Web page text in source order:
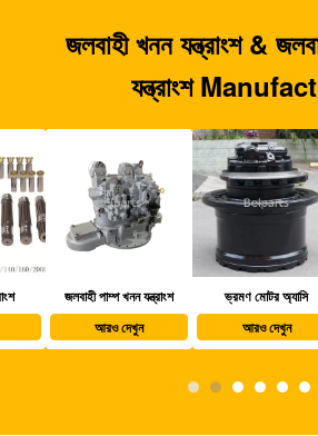
জলবাহী খনন যন্ত্রাংশ &
যন্ত্রাংশ
জলবাহী পাম্প খনন যন্ত্রাংশ
আরও দেখুন
ভ্রমণ মোটর অ্যাসি
আরও দেখুন